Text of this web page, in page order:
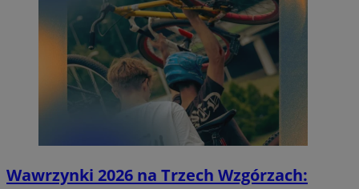
Wawrzynki 2026 na Trzech Wzgórzach: